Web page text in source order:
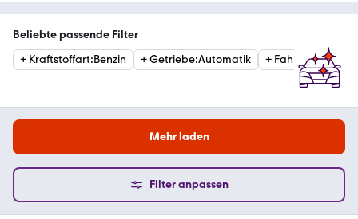
Beliebte passende Filter
+ Kraftstoffart:Benzin +Getriebe:Automatik +
Mehr laden
Filter anpassen